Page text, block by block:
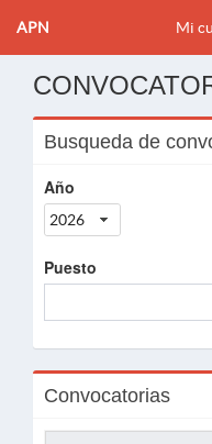
APN Mi
Busqueda de
Año
2026
Puesto
Convocatorias